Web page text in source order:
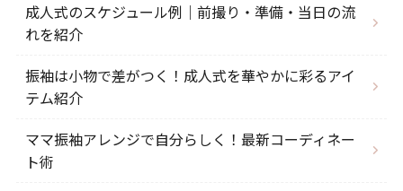
成人式のスケジュール例｜前撮り・準備・当日の流
れを紹介
振袖は小物で差がつく！成人式を華やかに彩るアイ
テム紹介
ママ振袖アレンジで自分らしく！最新コーディネー
ト術